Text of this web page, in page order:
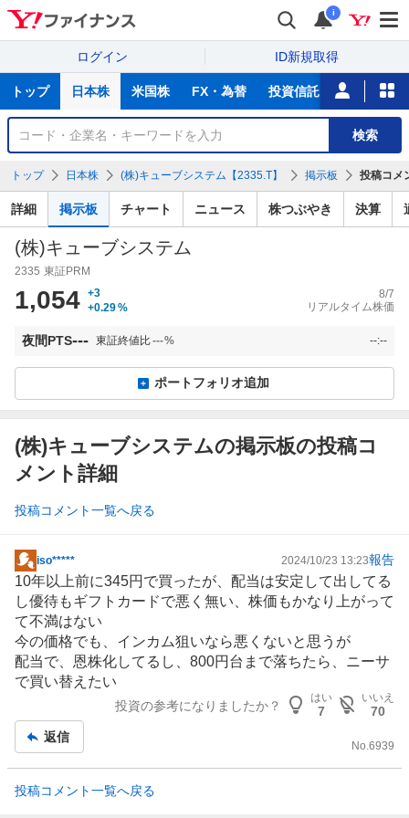
i
ログイン ID新規取得
サ
トップ 日本株 米国株 FX・為替 投資信託 ニュース
銘
検
索
検索
トップ 日本株 (株)キューブシステム【2335.T】 掲示板 投稿コメ
詳細 掲示板 チャート ニュース 株つぶやき 決算
(株)キューブシステム
2335 東証PRM
1,054 +3
+0.29%
8/7
リアルタイム株価
夜間PTS--- 東証終値比---% --:--
ポートフォリオ追加
(株)キューブシステムの掲示板の投稿コ
メント詳細
投稿コメント一覧へ戻る
掲
示
板
記
事
iso***** 2024/10/23 13:23報告
10年以上前に345円で買ったが、配当は安定して出してる
し優待もギフトカードで悪く無い、株価もかなり上がって
て不満はない
今の価格でも、インカム狙いなら悪くないと思うが
配当で、恩株化してるし、800円台まで落ちたら、ニーサ
で買い替えたい
投資の参考になりましたか？
はい
7
いいえ
70
返信
No.6939
投稿コメント一覧へ戻る